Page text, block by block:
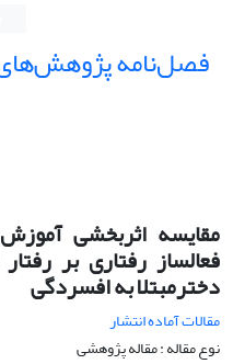
فصل‌نامه پژوهش‌های
مقایسه اثربخشی
فعالساز رفتاری بر
دخترمبتلا به افسردگی
مقالات آماده انتشار
نوع مقاله : مقاله پژوهشی